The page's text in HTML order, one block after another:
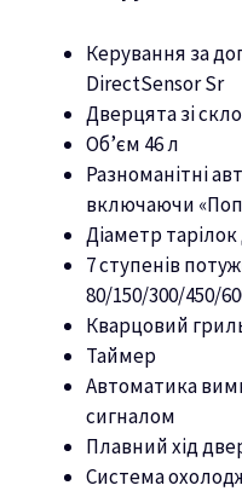
Керування за
DirectSensor Sr
Дверцята зі
Об’єм 46 л
Разноманітні
включаючи
Діаметр тарілок
7 ступенів
80/150/300/450/
Кварцовий
Таймер
Автоматика
сигналом
Плавний хід
Система